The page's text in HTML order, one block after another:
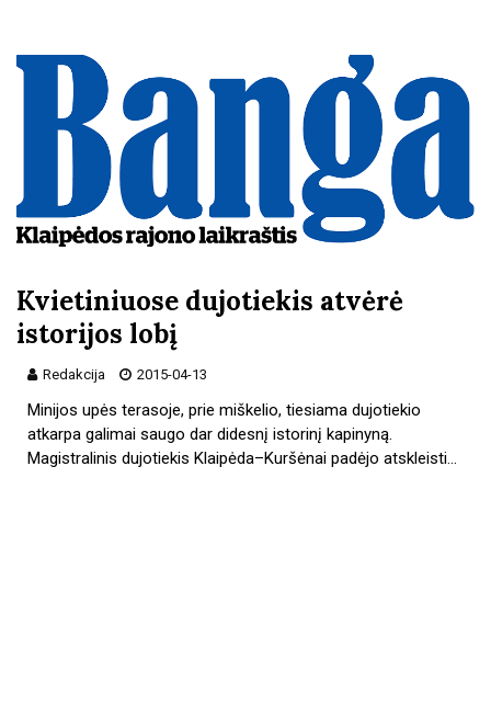
Kvietiniuose dujotiekis atvėrė
istorijos lobį
Redakcija 2015-04-13
Minijos upės terasoje, prie miškelio, tiesiama dujotiekio
atkarpa galimai saugo dar didesnį istorinį kapinyną.
Magistralinis dujotiekis Klaipėda–Kuršėnai padėjo atskleisti…